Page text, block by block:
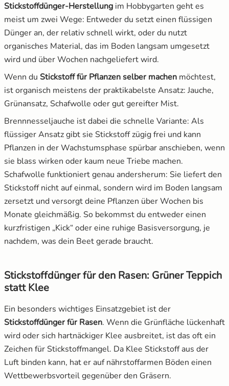
Stickstoffdünger-Herstellung im Hobbygarten geht es
meist um zwei Wege: Entweder du setzt einen flüssigen
Dünger an, der relativ schnell wirkt, oder du nutzt
organisches Material, das im Boden langsam umgesetzt
wird und über Wochen nachgeliefert wird.
Wenn du Stickstoff für Pflanzen selber machen möchtest,
ist organisch meistens der praktikabelste Ansatz: Jauche,
Grünansatz, Schafwolle oder gut gereifter Mist.
Brennnesseljauche ist dabei die schnelle Variante: Als
flüssiger Ansatz gibt sie Stickstoff zügig frei und kann
Pflanzen in der Wachstumsphase spürbar anschieben, wenn
sie blass wirken oder kaum neue Triebe machen.
Schafwolle funktioniert genau andersherum: Sie liefert den
Stickstoff nicht auf einmal, sondern wird im Boden langsam
zersetzt und versorgt deine Pflanzen über Wochen bis
Monate gleichmäßig. So bekommst du entweder einen
kurzfristigen „Kick“ oder eine ruhige Basisversorgung, je
nachdem, was dein Beet gerade braucht.
Stickstoffdünger für den Rasen: Grüner Teppich
statt Klee
Ein besonders wichtiges Einsatzgebiet ist der
Stickstoffdünger für Rasen. Wenn die Grünfläche lückenhaft
wird oder sich hartnäckiger Klee ausbreitet, ist das oft ein
Zeichen für Stickstoffmangel. Da Klee Stickstoff aus der
Luft binden kann, hat er auf nährstoffarmen Böden einen
Wettbewerbsvorteil gegenüber den Gräsern.
Rote Bete
Salat
Spinat
Tomaten
Zuckermais